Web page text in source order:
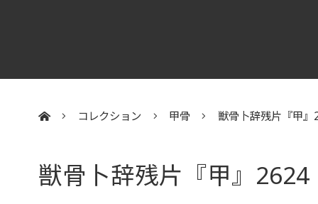
コレクション 甲骨 獣骨卜辞残片『甲』
獣骨卜辞残片『甲』2624